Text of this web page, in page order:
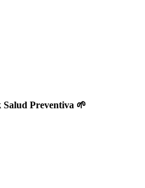
Salud Preventiva 🌱